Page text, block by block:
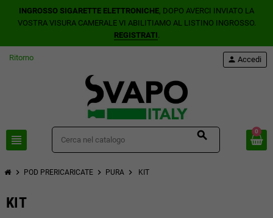
INGROSSO SIGARETTE ELETTRONICHE, DOPO AVERCI INVIATO LA
VOSTRA VISURA CAMERALE VI ABILITIAMO AL LISTINO INGROSSO.
REGISTRATI.
Ritorno
view_headline search
person Accedi
0
chevron_right POD PRERICARICATE chevron_right PURA chevron_right KIT
KIT